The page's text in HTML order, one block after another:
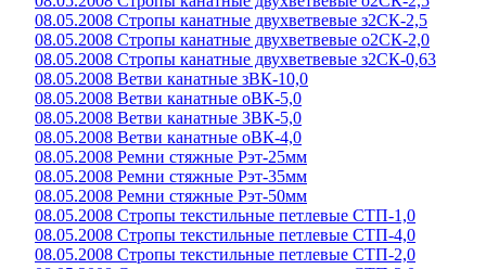
08.05.2008 Стропы канатные двухветвевые з2СК-2,5
08.05.2008 Стропы канатные двухветвевые о2СК-2,0
08.05.2008 Стропы канатные двухветвевые з2СК-0,63
08.05.2008 Ветви канатные зВК-10,0
08.05.2008 Ветви канатные оВК-5,0
08.05.2008 Ветви канатные 3ВК-5,0
08.05.2008 Ветви канатные оВК-4,0
08.05.2008 Ремни стяжные Рэт-25мм
08.05.2008 Ремни стяжные Рэт-35мм
08.05.2008 Ремни стяжные Рэт-50мм
08.05.2008 Стропы текстильные петлевые СТП-1,0
08.05.2008 Стропы текстильные петлевые СТП-4,0
08.05.2008 Стропы текстильные петлевые СТП-2,0